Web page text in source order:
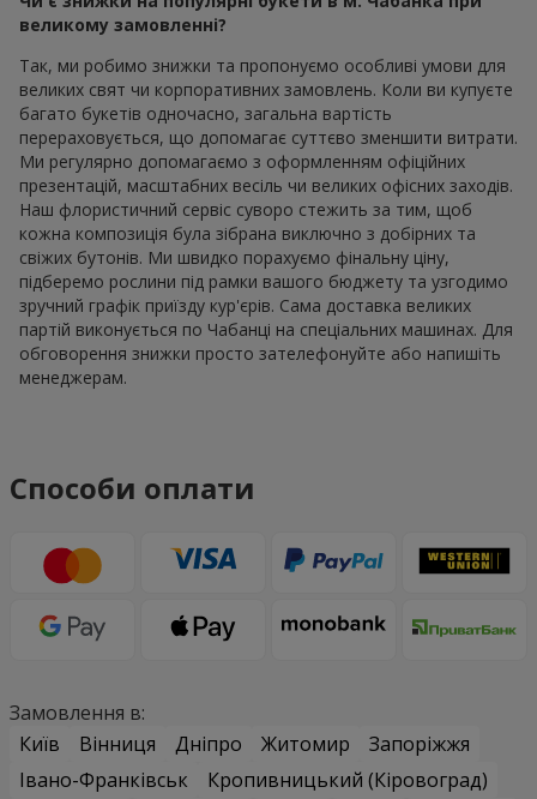
великому замовленні?
Так, ми робимо знижки та пропонуємо особливі умови для
великих свят чи корпоративних замовлень. Коли ви купуєте
багато букетів одночасно, загальна вартість
перераховується, що допомагає суттєво зменшити витрати.
Ми регулярно допомагаємо з оформленням офіційних
презентацій, масштабних весіль чи великих офісних заходів.
Наш флористичний сервіс суворо стежить за тим, щоб
кожна композиція була зібрана виключно з добірних та
свіжих бутонів. Ми швидко порахуємо фінальну ціну,
підберемо рослини під рамки вашого бюджету та узгодимо
зручний графік приїзду кур'єрів. Сама доставка великих
партій виконується по Чабанці на спеціальних машинах. Для
обговорення знижки просто зателефонуйте або напишіть
менеджерам.
Способи оплати
Замовлення в:
Київ
Вінниця Дніпро Житомир
Запоріжжя
Івано-Франківськ
Кропивницький (Кіровоград)